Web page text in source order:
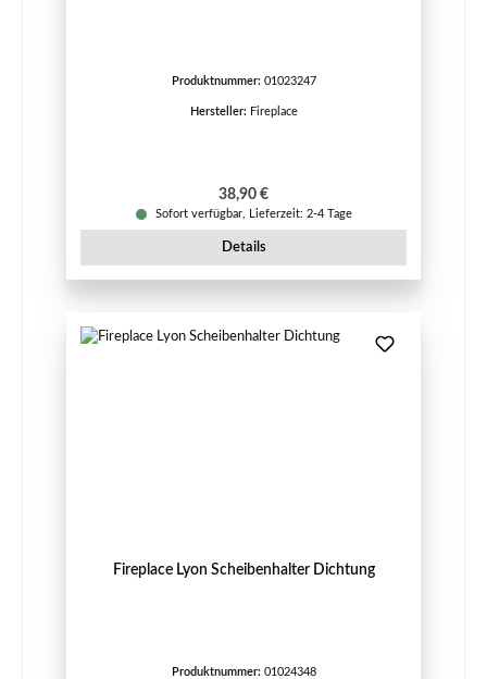
Produktnummer: 01023247
Hersteller: Fireplace
Regulärer Preis:
38,90 €
Sofort verfügbar, Lieferzeit: 2-4 Tage
Details
Fireplace Lyon Scheibenhalter Dichtung
Produktnummer: 01024348